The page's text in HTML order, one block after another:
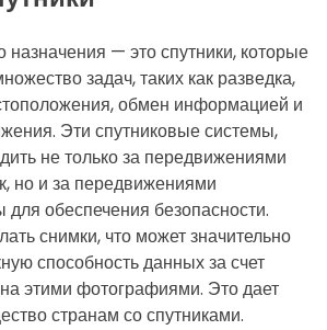
назначения — это спутники, которые
задач, таких как разведка,
обмен информацией и
Эти спутниковые системы,
не только за передвижениями
но и за передвижениями
обеспечения безопасности.
снимки, что может значительно
способность данных за счет
этими фотографиями. Это дает
странам со спутниками.